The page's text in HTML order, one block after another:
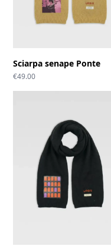
Sciarpa senape Ponte
€49.00